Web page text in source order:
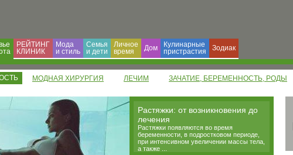
РЕЙТИНГ
КЛИНИК
Мода
и cтиль
Семья
и дети
Личное
время
Дом
Кулинарные
пристрастия
Зодиак
МОДНАЯ ХИРУРГИЯ ЛЕЧИМ ЗАЧАТИЕ, БЕРЕМЕННОСТЬ, РОДЫ
Растяжки: от возникновения до
лечения
Растяжки появляются во время
беременности, в подростковом периоде,
при интенсивном увеличении массы тела,
а также ...